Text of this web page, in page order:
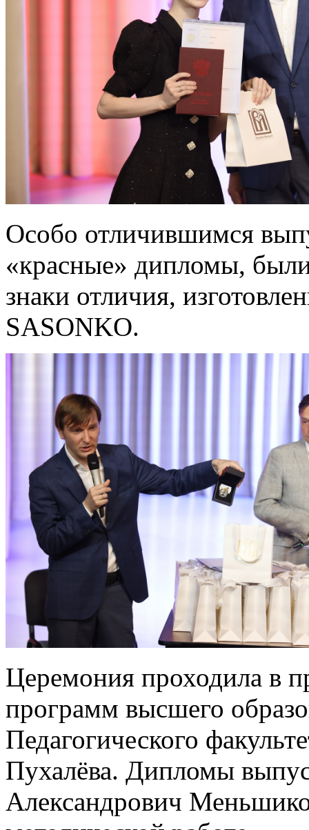
Особо отличившимся
«красные» дипломы,
знаки отличия,
SASONKO.
Церемония проходила в
программ высшего
Педагогического
Пухалёва. Дипломы
Александрович